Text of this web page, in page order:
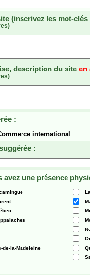
(inscrivez les mot-
description du site en
:
international
:
avez une présence
de-la-Madeleine